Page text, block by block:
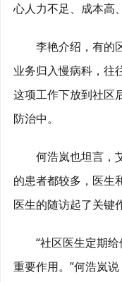
心人力不足、成本高
李艳介绍，有的区
业务归入慢病科，往
这项工作下放到社区
防治中。
何浩岚也坦言，艾
的患者都较多，医生
医生的随访起了关键
“社区医生定期给
重要作用。”何浩岚